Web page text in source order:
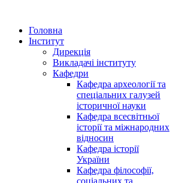
Головна
Інститут
Дирекція
Викладачі інституту
Кафедри
Кафедра археології та
спеціальних галузей
історичної науки
Кафедра всесвітньої
історії та міжнародних
відносин
Кафедра історії
України
Кафедра філософії,
соціальних та